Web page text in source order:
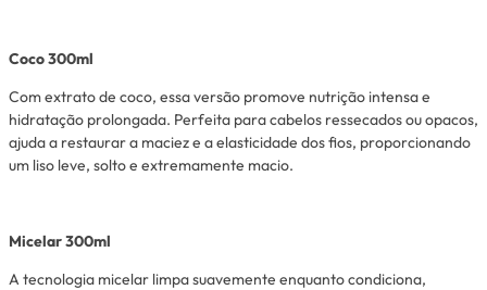
Coco 300ml
Com extrato de coco, essa versão promove nutrição intensa e
hidratação prolongada. Perfeita para cabelos ressecados ou opacos,
ajuda a restaurar a maciez e a elasticidade dos fios, proporcionando
um liso leve, solto e extremamente macio.
Micelar 300ml
A tecnologia micelar limpa suavemente enquanto condiciona,